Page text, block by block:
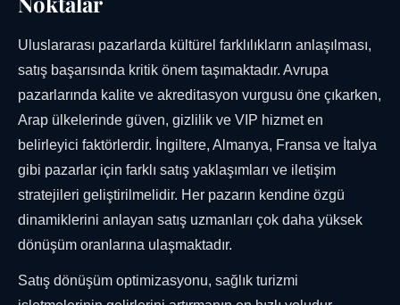
Uluslararası pazarlarda kültürel farklılıkların anlaşılması,
satış başarısında kritik önem taşımaktadır. Avrupa
pazarlarında kalite ve akreditasyon vurgusu öne çıkarken,
Arap ülkelerinde güven, gizlilik ve VIP hizmet en
belirleyici faktörlerdir. İngiltere, Almanya, Fransa ve İtalya
gibi pazarlar için farklı satış yaklaşımları ve iletişim
stratejileri geliştirilmelidir. Her pazarın kendine özgü
dinamiklerini anlayan satış uzmanları çok daha yüksek
dönüşüm oranlarına ulaşmaktadır.
Satış dönüşüm optimizasyonu, sağlık turizmi